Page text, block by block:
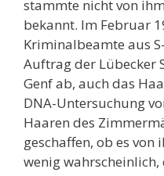
stammte nicht von
bekannt. Im Februar
Kriminalbeamte aus
Auftrag der Lübecker
Genf ab, auch das
DNA-Untersuchung
Haaren des
geschaffen, ob es von
wenig